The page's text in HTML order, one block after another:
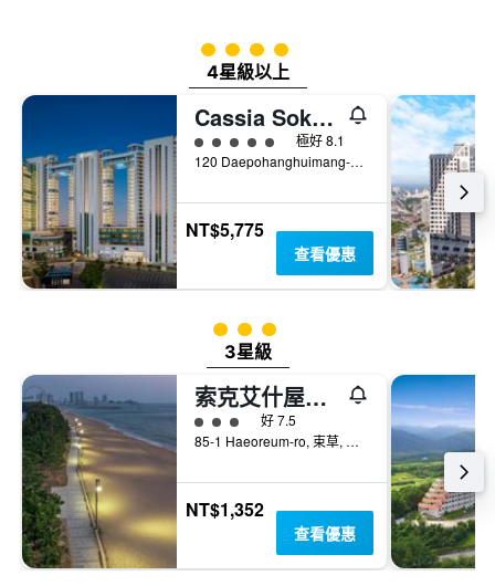
4星級評級
4星級以上
Cassia Sokcho
5星級評級
極好 8.1
120 Daepohanghuimang-Gil, 束草, 韓國
NT$5,775
查看優惠
3星級評級
3星級
索克艾什屋舍旅館
3星級評級好 7.5
85-1 Haeoreum-ro, 束草, 韓國
NT$1,352
查看優惠